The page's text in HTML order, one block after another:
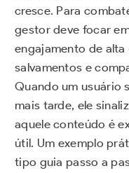
cresce. Para
gestor deve focar
engajamento de alta
salvamentos e
Quando um usuário
mais tarde, ele
aquele conteúdo é
útil. Um exemplo
tipo guia passo a